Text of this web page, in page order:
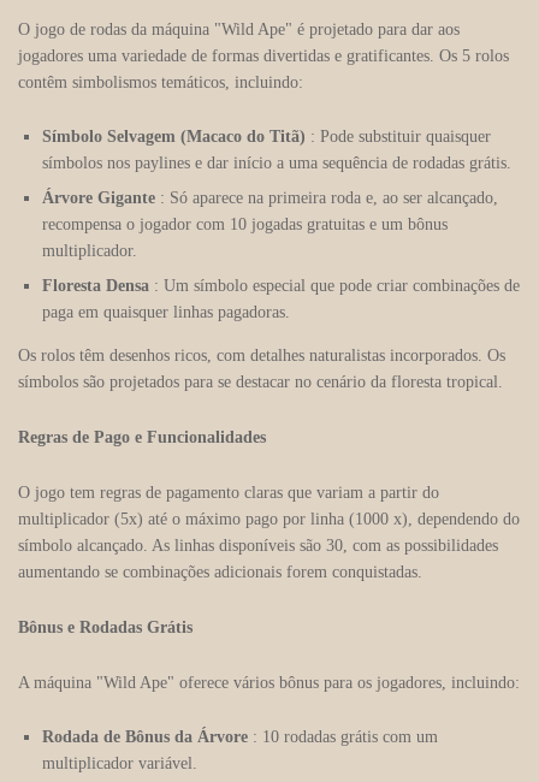
O jogo de rodas da máquina "Wild Ape" é projetado para dar aos
jogadores uma variedade de formas divertidas e gratificantes. Os 5 rolos
contêm simbolismos temáticos, incluindo:
Símbolo Selvagem (Macaco do Titã) : Pode substituir quaisquer
símbolos nos paylines e dar início a uma sequência de rodadas grátis.
Árvore Gigante : Só aparece na primeira roda e, ao ser alcançado,
recompensa o jogador com 10 jogadas gratuitas e um bônus
multiplicador.
Floresta Densa : Um símbolo especial que pode criar combinações de
paga em quaisquer linhas pagadoras.
Os rolos têm desenhos ricos, com detalhes naturalistas incorporados. Os
símbolos são projetados para se destacar no cenário da floresta tropical.
Regras de Pago e Funcionalidades
O jogo tem regras de pagamento claras que variam a partir do
multiplicador (5x) até o máximo pago por linha (1000 x), dependendo do
símbolo alcançado. As linhas disponíveis são 30, com as possibilidades
aumentando se combinações adicionais forem conquistadas.
Bônus e Rodadas Grátis
A máquina "Wild Ape" oferece vários bônus para os jogadores, incluindo:
Rodada de Bônus da Árvore : 10 rodadas grátis com um
multiplicador variável.